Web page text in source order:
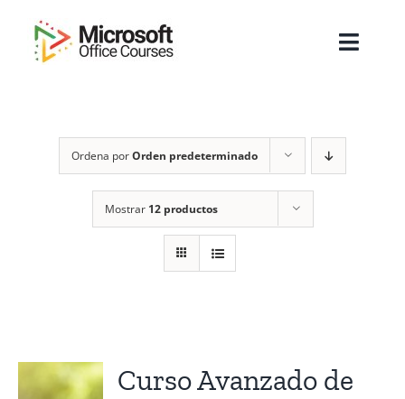
contenido
Sobre Nosotros
Cursos
Masters
Ordena porOrden predeterminado
Mostrar 12 productos
Curso Avanzado de